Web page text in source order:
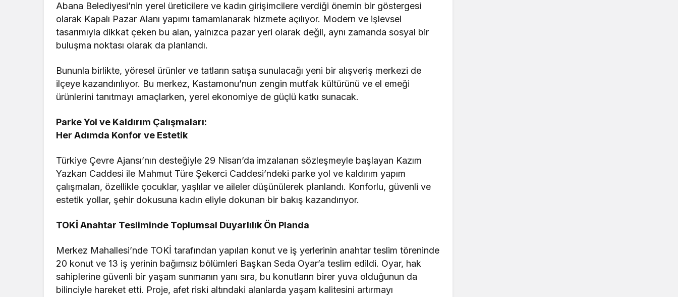
Abana Belediyesi’nin yerel üreticilere ve kadın girişimcilere verdiği önemin bir göstergesi
olarak Kapalı Pazar Alanı yapımı tamamlanarak hizmete açılıyor. Modern ve işlevsel
tasarımıyla dikkat çeken bu alan, yalnızca pazar yeri olarak değil, aynı zamanda sosyal bir
buluşma noktası olarak da planlandı.
Bununla birlikte, yöresel ürünler ve tatların satışa sunulacağı yeni bir alışveriş merkezi de
ilçeye kazandırılıyor. Bu merkez, Kastamonu’nun zengin mutfak kültürünü ve el emeği
ürünlerini tanıtmayı amaçlarken, yerel ekonomiye de güçlü katkı sunacak.
Parke Yol ve Kaldırım Çalışmaları:
Her Adımda Konfor ve Estetik
Türkiye Çevre Ajansı’nın desteğiyle 29 Nisan’da imzalanan sözleşmeyle başlayan Kazım
Yazkan Caddesi ile Mahmut Türe Şekerci Caddesi’ndeki parke yol ve kaldırım yapım
çalışmaları, özellikle çocuklar, yaşlılar ve aileler düşünülerek planlandı. Konforlu, güvenli ve
estetik yollar, şehir dokusuna kadın eliyle dokunan bir bakış kazandırıyor.
TOKİ Anahtar Tesliminde Toplumsal Duyarlılık Ön Planda
Merkez Mahallesi’nde TOKİ tarafından yapılan konut ve iş yerlerinin anahtar teslim töreninde
20 konut ve 13 iş yerinin bağımsız bölümleri Başkan Seda Oyar’a teslim edildi. Oyar, hak
sahiplerine güvenli bir yaşam sunmanın yanı sıra, bu konutların birer yuva olduğunun da
bilinciyle hareket etti. Proje, afet riski altındaki alanlarda yaşam kalitesini artırmayı